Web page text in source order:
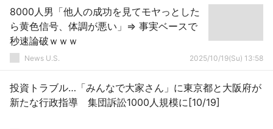
8000人男「他人の成功を見てモヤっとした
ら黄色信号、体調が悪い」⇒ 事実ベースで
秒速論破ｗｗｗ
News U.S. 2025/10/19(Su) 13:58
投資トラブル…「みんなで大家さん」に東京都と大阪府が
新たな行政指導 集団訴訟1000人規模に[10/19]